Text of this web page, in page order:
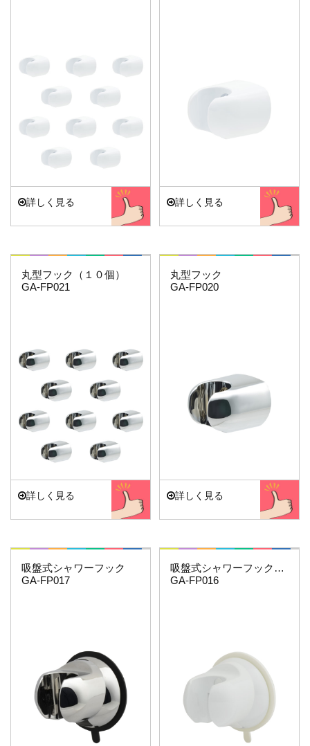
詳しく見る 詳しく見る
これエエやん
丸型フック（１０個）
GA-FP021
詳しく見る
これエエやん
丸型フック
GA-FP020
詳しく見る
吸盤式シャワーフック
GA-FP017
吸盤式シャワーフック（ホワイト）
GA-FP016